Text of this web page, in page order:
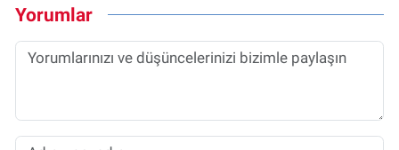
Yorumlar